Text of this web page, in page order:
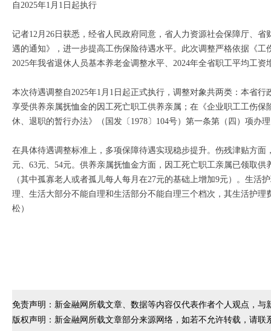
自2025年1月1日起执行
记者12月26日获悉，经省人民政府同意，省人力资源社会保障厅、
遇的通知》，进一步提高工伤保险待遇水平。此次调整严格依据《
2025年我省退休人员基本养老金调整水平、2024年全省职工平均工
本次待遇调整自2025年1月1日起正式执行，调整对象共两类：本省
享受供养亲属抚恤金的因工死亡职工供养亲属；在《企业职工工伤
休、退职的暂行办法》（国发〔1978〕104号）第一条第（四）项办
在具体待遇调整标准上，多项保障待遇实现稳步提升。伤残津贴方
元、63元、54元。供养亲属抚恤金方面，因工死亡职工亲属已领取
（其中孤寡老人或者孤儿每人每月在27元的基础上增加9元）。生
理、生活大部分不能自理和生活部分不能自理三个档次，其生活护理
松）
免责声明：新金融网所载文章、数据等内容仅代表作者个人观点，
版权声明：新金融网所载文章部分来源网络，如若不允许转载，请联